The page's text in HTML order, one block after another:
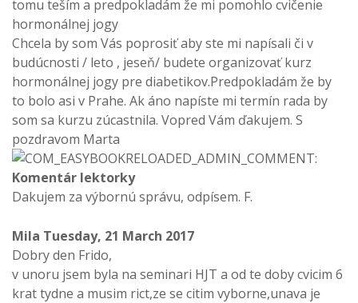
tomu teším a predpokladám že mi pomohlo cvičenie
hormonálnej jogy
Chcela by som Vás poprosiť aby ste mi napísali či v
budúcnosti / leto , jeseň/ budete organizovať kurz
hormonálnej jogy pre diabetikov.Predpokladám že by
to bolo asi v Prahe. Ak áno napíste mi termín rada by
som sa kurzu zúcastnila. Vopred Vám ďakujem. S
pozdravom Marta
Komentár lektorky
Dakujem za výbornú správu, odpísem. F.
Mila Tuesday, 21 March 2017
Dobry den Frido,
v unoru jsem byla na seminari HJT a od te doby cvicim 6
krat tydne a musim rict,ze se citim vyborne,unava je